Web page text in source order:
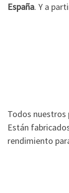
España. Y a
Todos nuestros
Están
rendimiento